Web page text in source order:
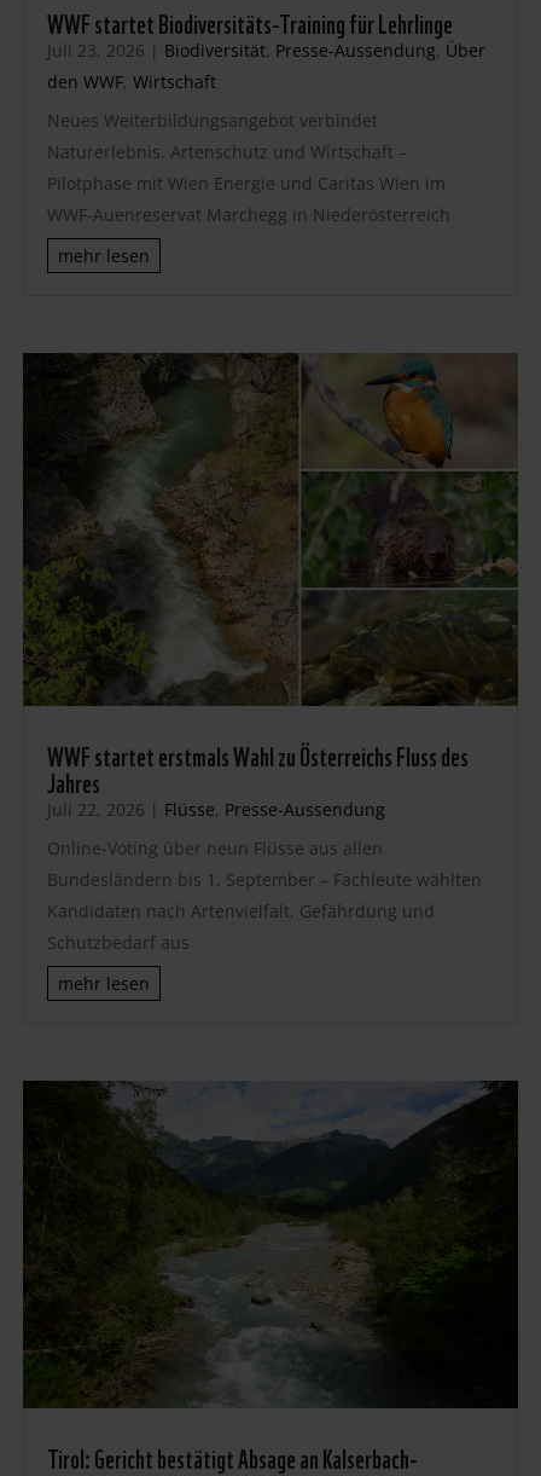
WWF startet Biodiversitäts-Training für Lehrlinge
Juli 23, 2026 | Biodiversität, Presse-Aussendung, Über
den WWF, Wirtschaft
Neues Weiterbildungsangebot verbindet
Naturerlebnis, Artenschutz und Wirtschaft –
Pilotphase mit Wien Energie und Caritas Wien im
WWF-Auenreservat Marchegg in Niederösterreich
mehr lesen
WWF startet erstmals Wahl zu Österreichs Fluss des
Jahres
Juli 22, 2026 | Flüsse, Presse-Aussendung
Online-Voting über neun Flüsse aus allen
Bundesländern bis 1. September – Fachleute wählten
Kandidaten nach Artenvielfalt, Gefährdung und
Schutzbedarf aus
mehr lesen
Tirol: Gericht bestätigt Absage an Kalserbach-